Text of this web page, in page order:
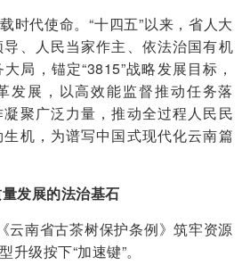
时代使命。“十四五”以来，省人大
、人民当家作主、依法治国有机
局，锚定“3815”战略发展目标，
发展，以高效能监督推动任务落
聚广泛力量，推动全过程人民民
机，为谱写中国式现代化云南篇
发展的法治基石
云南省古茶树保护条例》筑牢资源
级按下“加速键”。